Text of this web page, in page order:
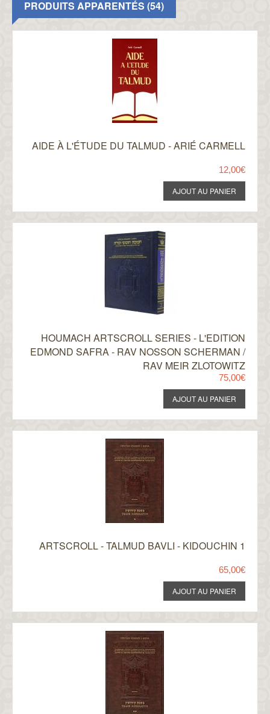
PRODUITS APPARENTÉS (54)
AIDE À L'ÉTUDE DU TALMUD - ARIÉ CARMELL
12,00€
HOUMACH ARTSCROLL SERIES - L'EDITION
EDMOND SAFRA - RAV NOSSON SCHERMAN /
RAV MEIR ZLOTOWITZ
75,00€
ARTSCROLL - TALMUD BAVLI - KIDOUCHIN 1
65,00€